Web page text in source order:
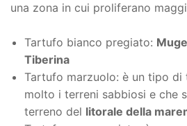
una zona in cui proliferano
Tartufo bianco pregiato:
Tiberina
Tartufo marzuolo: è un tipo
molto i terreni sabbiosi e che
terreno del litorale della